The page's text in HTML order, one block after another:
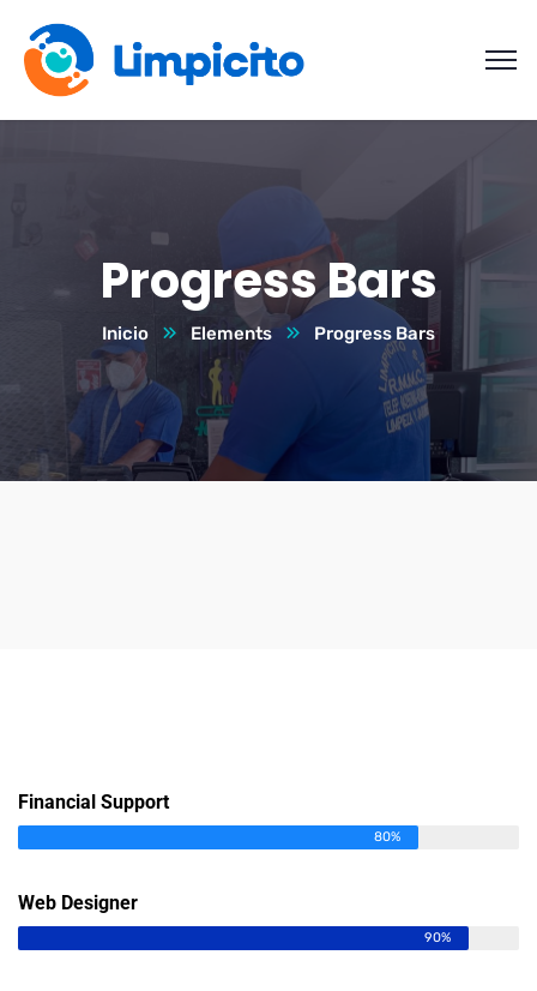
Progress Bars
Inicio Elements Progress Bars
Financial Support
80%
Web Designer
90%